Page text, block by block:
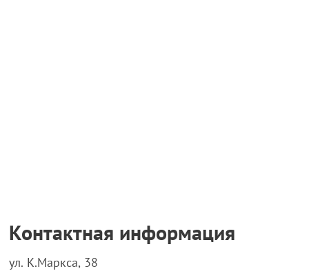
Контактная информация
ул. К.Маркса, 38